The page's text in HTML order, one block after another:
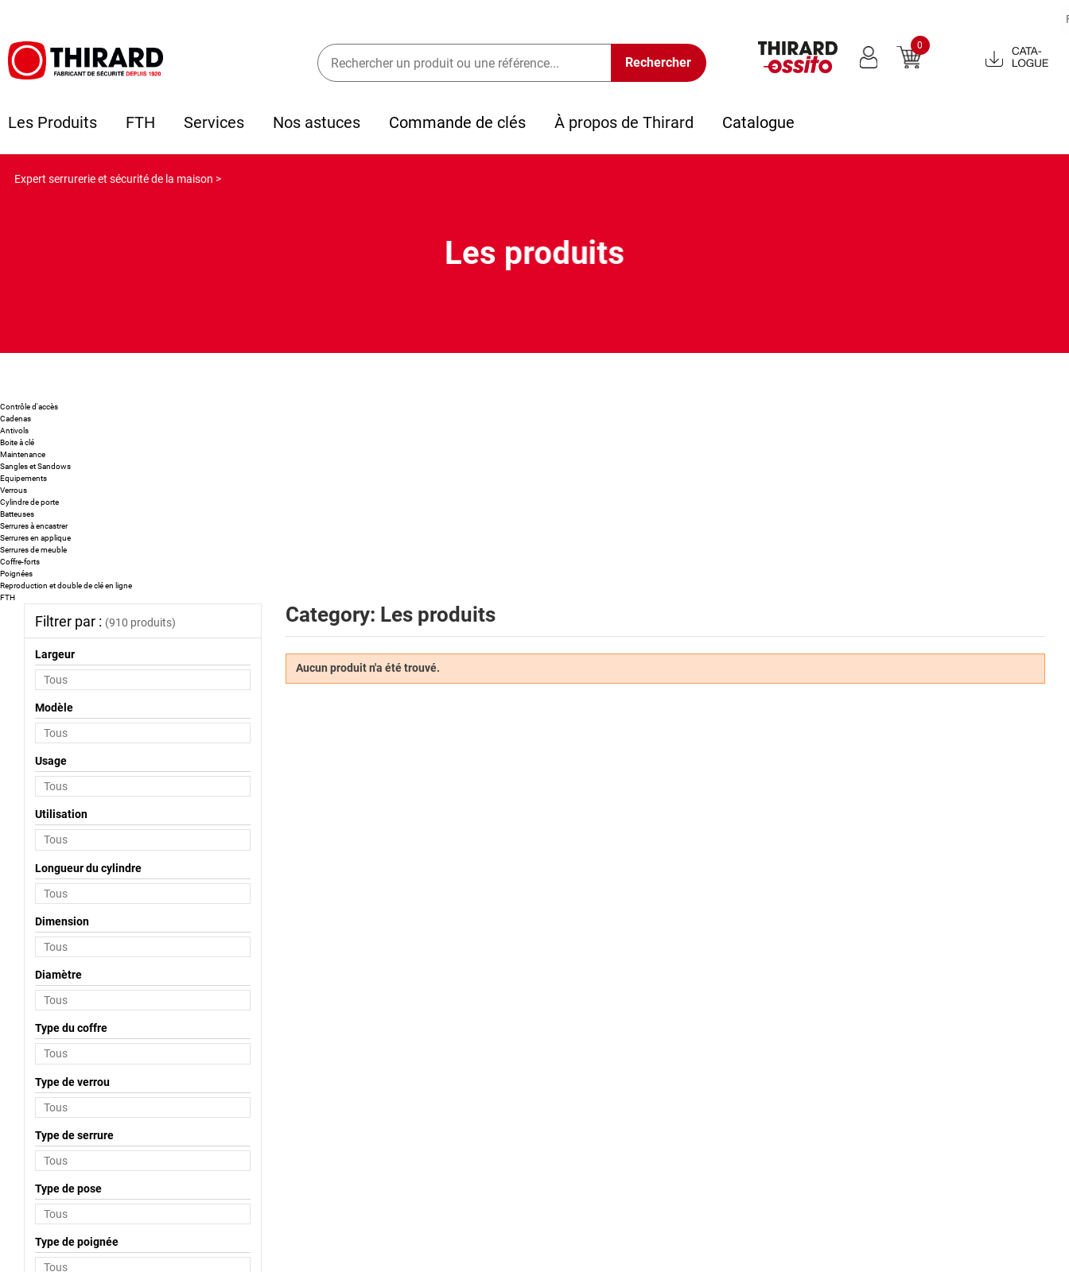
0
Catalogue
2022
Les Produits FTH Services Nos astuces Commande de clés À propos de Thirard Catalogue
Expert serrurerie et sécurité de la maison >
Les produits
Contrôle d'accès
Cadenas
Antivols
Boite à clé
Maintenance
Sangles et Sandows
Equipements
Verrous
Cylindre de porte
Batteuses
Serrures à encastrer
Serrures en applique
Serrures de meuble
Coffre-forts
Poignées
Reproduction et double de clé en ligne
FTH
Category: Les produits
Aucun produit n'a été trouvé.
Filtrer par : (910 produits)
Largeur
Modèle
Usage
Utilisation
Longueur du cylindre
Dimension
Diamètre
Type du coffre
Type de verrou
Type de serrure
Type de pose
Type de poignée